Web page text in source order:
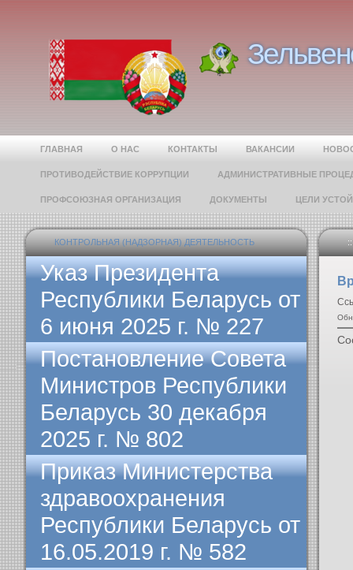
ГЛАВНАЯ О НАС КОНТАКТЫ ВАКАНСИИ
ПРОТИВОДЕЙСТВИЕ КОРРУПЦИИ АДМИНИСТРАТИВНЫЕ
ПРОФСОЮЗНАЯ ОРГАНИЗАЦИЯ ДОКУМЕНТЫ ЦЕЛИ
КОНТРОЛЬНАЯ (НАДЗОРНАЯ) ДЕЯТЕЛЬНОСТЬ
Указ Президента
Республики Беларусь от
6 июня 2025 г. № 227
Постановление Совета
Министров Республики
Беларусь 30 декабря
2025 г. № 802
Приказ Министерства
здравоохранения
Республики Беларусь от
16.05.2019 г. № 582